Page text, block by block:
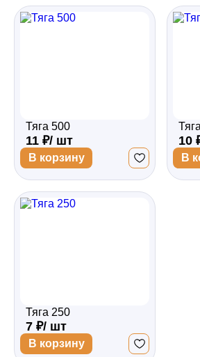
Тяга 500
11 ₽/ шт
В корзину
10
В
Тяга 250
7 ₽/ шт
В корзину